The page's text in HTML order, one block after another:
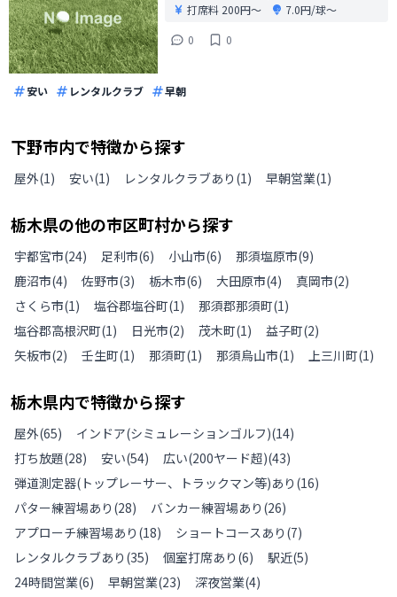
打席料 200円〜
7.0円/球〜
0
0
安い レンタルクラブ 早朝
下野市内で特徴から探す
屋外(1) 安い(1) レンタルクラブあり (1) 早朝営業(1)
栃木県の他の市区町村から探す
宇都宮市(24) 足利市(6) 小山市(6) 那須塩原市(9)
鹿沼市(4) 佐野市(3) 栃木市(6) 大田原市(4) 真岡市(2)
さくら市(1) 塩谷郡塩谷町(1) 那須郡那須町(1)
塩谷郡高根沢町(1) 日光市(2) 茂木町(1) 益子町(2)
矢板市(2) 壬生町(1) 那須町(1) 那須烏山市(1) 上三川町(1)
栃木県内で特徴から探す
屋外(65) インドア(シミュレーションゴルフ)(14)
打ち放題(28) 安い(54) 広い(200ヤード超)(43)
弾道測定器(トップレーサー、トラックマン等)あり (16)
パター練習場あり (28) バンカー練習場あり (26)
アプローチ練習場あり (18) ショートコースあり (7)
レンタルクラブあり (35) 個室打席あり (6) 駅近(5)
24時間営業(6) 早朝営業(23) 深夜営業(4)